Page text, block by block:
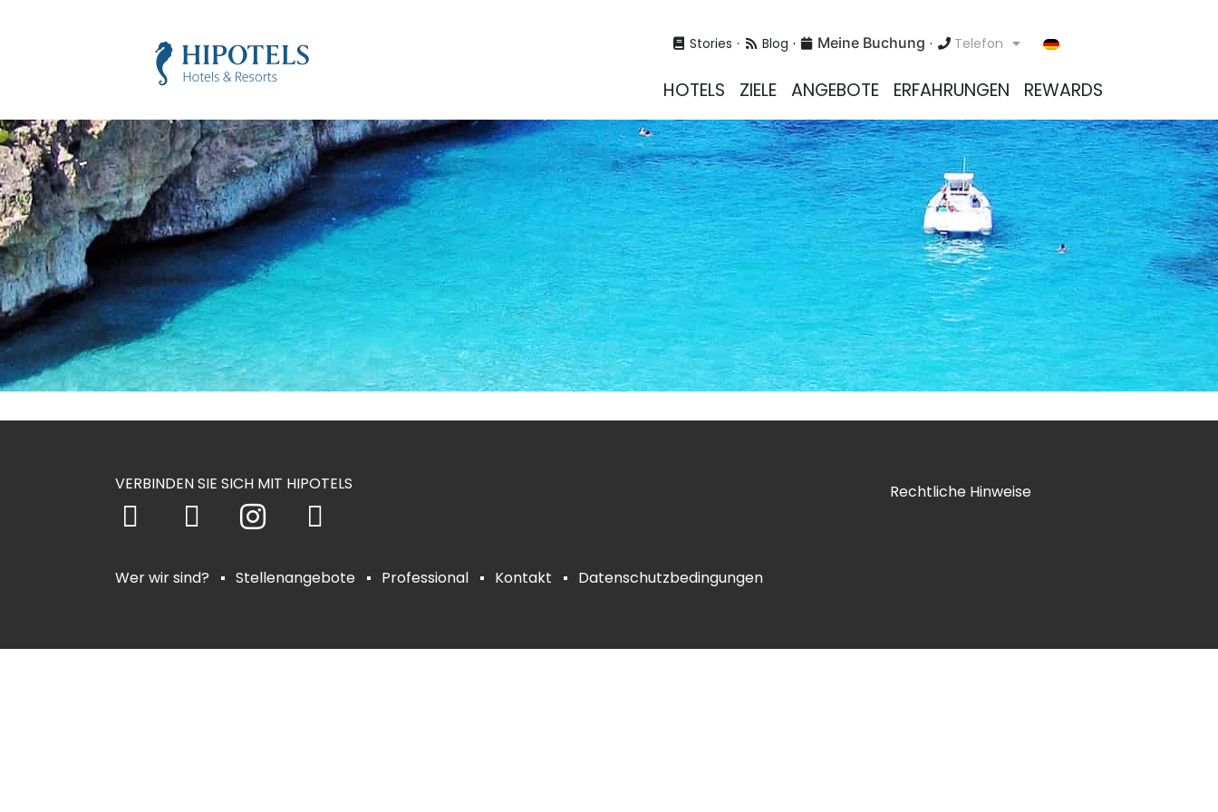
Stories Blog Meine Buchung Telefon
HOTELS ZIELE ANGEBOTE ERFAHRUNGEN REWARDS
VERBINDEN SIE SICH MIT HIPOTELS
Wer wir sind? Stellenangebote Professional Kontakt Datenschutzbedingungen
Rechtliche Hinweise